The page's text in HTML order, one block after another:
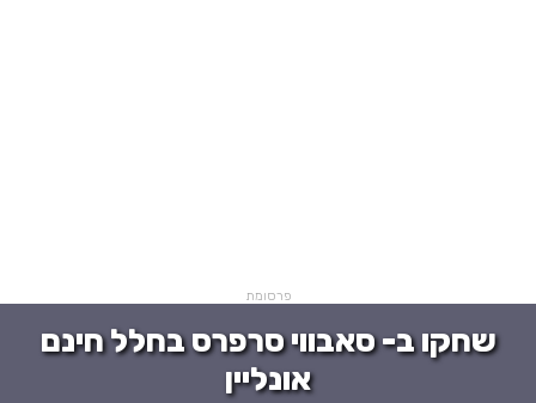
פרסומת
שחקו ב- סאבווי סרפרס בחלל חינם
אונליין